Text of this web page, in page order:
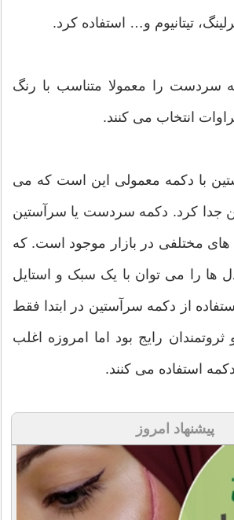
تیتانیوم و… استفاده کرد.
سردست را معمولا متناسب با رنگ
انتخاب می کنند.
با دکمه معمولی این است که می
جدا کرد. دکمه سردست یا سرآستین
مختلفی در بازار موجود است. که
ها را می توان با یک سبک و استایل
از دکمه سرآستین در ابتدا فقط
رایج بود اما امروزه اغلب
استفاده می کنند.
پیشنهاد امروز